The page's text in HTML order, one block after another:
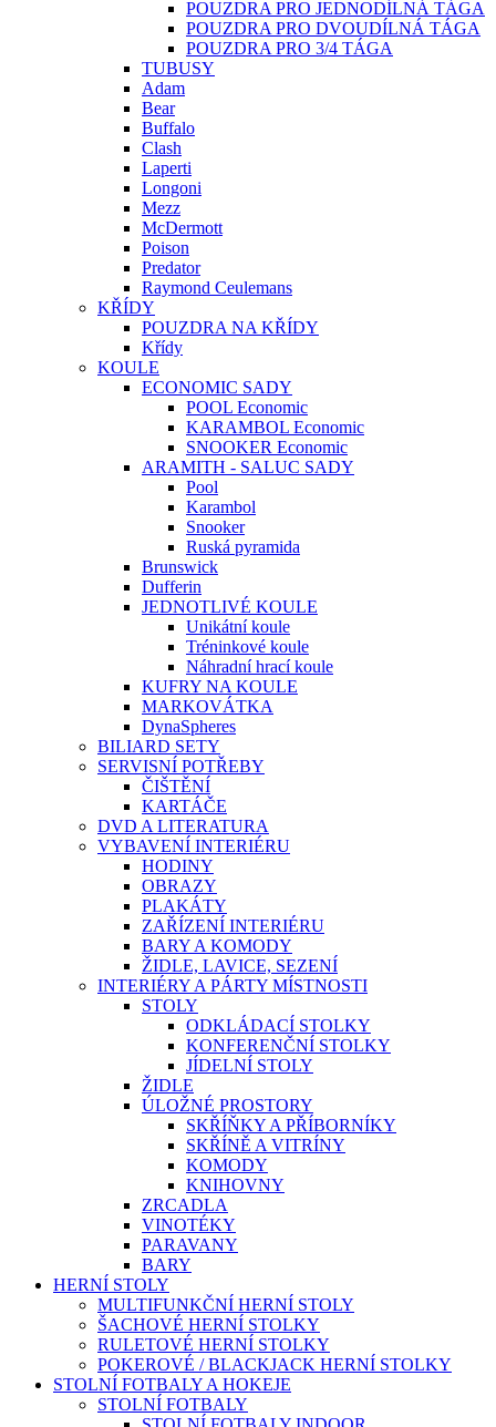
POUZDRA PRO JEDNODÍLNÁ TÁGA
POUZDRA PRO DVOUDÍLNÁ TÁGA
POUZDRA PRO 3/4 TÁGA
TUBUSY
Adam
Bear
Buffalo
Clash
Laperti
Longoni
Mezz
McDermott
Poison
Predator
Raymond Ceulemans
KŘÍDY
POUZDRA NA KŘÍDY
Křídy
KOULE
ECONOMIC SADY
POOL Economic
KARAMBOL Economic
SNOOKER Economic
ARAMITH - SALUC SADY
Pool
Karambol
Snooker
Ruská pyramida
Brunswick
Dufferin
JEDNOTLIVÉ KOULE
Unikátní koule
Tréninkové koule
Náhradní hrací koule
KUFRY NA KOULE
MARKOVÁTKA
DynaSpheres
BILIARD SETY
SERVISNÍ POTŘEBY
ČIŠTĚNÍ
KARTÁČE
DVD A LITERATURA
VYBAVENÍ INTERIÉRU
HODINY
OBRAZY
PLAKÁTY
ZAŘÍZENÍ INTERIÉRU
BARY A KOMODY
ŽIDLE, LAVICE, SEZENÍ
INTERIÉRY A PÁRTY MÍSTNOSTI
STOLY
ODKLÁDACÍ STOLKY
KONFERENČNÍ STOLKY
JÍDELNÍ STOLY
ŽIDLE
ÚLOŽNÉ PROSTORY
SKŘÍŇKY A PŘÍBORNÍKY
SKŘÍNĚ A VITRÍNY
KOMODY
KNIHOVNY
ZRCADLA
VINOTÉKY
PARAVANY
BARY
HERNÍ STOLY
MULTIFUNKČNÍ HERNÍ STOLY
ŠACHOVÉ HERNÍ STOLKY
RULETOVÉ HERNÍ STOLKY
POKEROVÉ / BLACKJACK HERNÍ STOLKY
STOLNÍ FOTBALY A HOKEJE
STOLNÍ FOTBALY